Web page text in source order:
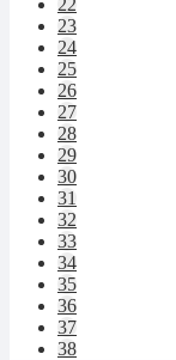
23
24
25
26
27
28
29
30
31
32
33
34
35
36
37
38